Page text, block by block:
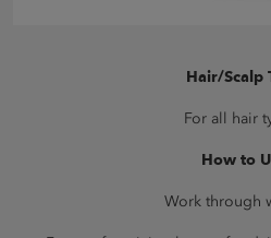
Hair/Scalp
For all hair
How to
Work through